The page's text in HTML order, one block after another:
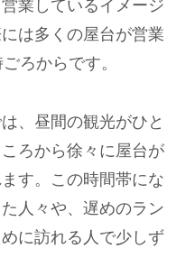
業しているイメージ
は多くの屋台が営業
ろからです。
、昼間の観光がひと
ろから徐々に屋台が
す。この時間帯にな
人々や、遅めのラン
に訪れる人で少しず